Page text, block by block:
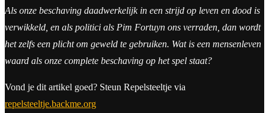
Als onze beschaving daadwerkelijk in een strijd op leven en dood is
verwikkeld, en als politici als Pim Fortuyn ons verraden, dan wordt
het zelfs een plicht om geweld te gebruiken. Wat is een mensenleven
waard als onze complete beschaving op het spel staat?
Vond je dit artikel goed? Steun Repelsteeltje via
repelsteeltje.backme.org